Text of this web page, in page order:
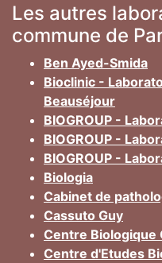
Les autres
commune de
Ben Ayed-Smida
Bioclinic -
Beauséjour
BIOGROUP -
BIOGROUP -
BIOGROUP -
Biologia
Cabinet de
Cassuto Guy
Centre Biologique
Centre d'Etudes